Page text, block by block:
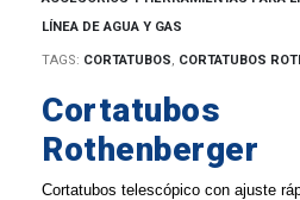
LÍNEA DE AGUA Y GAS
TAGS: CORTATUBOS, CORTATUBOS
Cortatubos
Rothenberger
Cortatubos telescópico con ajuste